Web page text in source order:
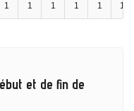
1 1 1 1 1 1
et de fin de